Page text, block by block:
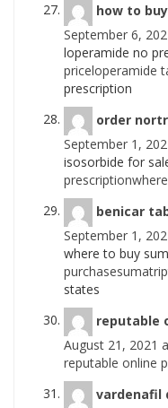
how to
September 6,
loperamide no
priceloperamide
prescription
order
September 1,
isosorbide for
benicar
September 1,
where to buy
states
reputable
August 21, 2021
reputable online
vardenafil